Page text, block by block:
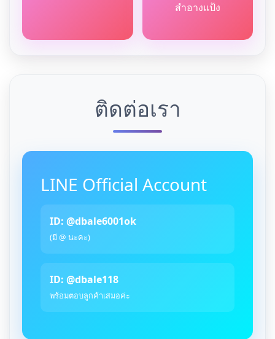
สำอางแป้ง
ติดต่อเรา
LINE Official Account
ID: @dbale6001ok
(มี @ นะคะ)
ID: @dbale118
พร้อมตอบลูกค้าเสมอค่ะ